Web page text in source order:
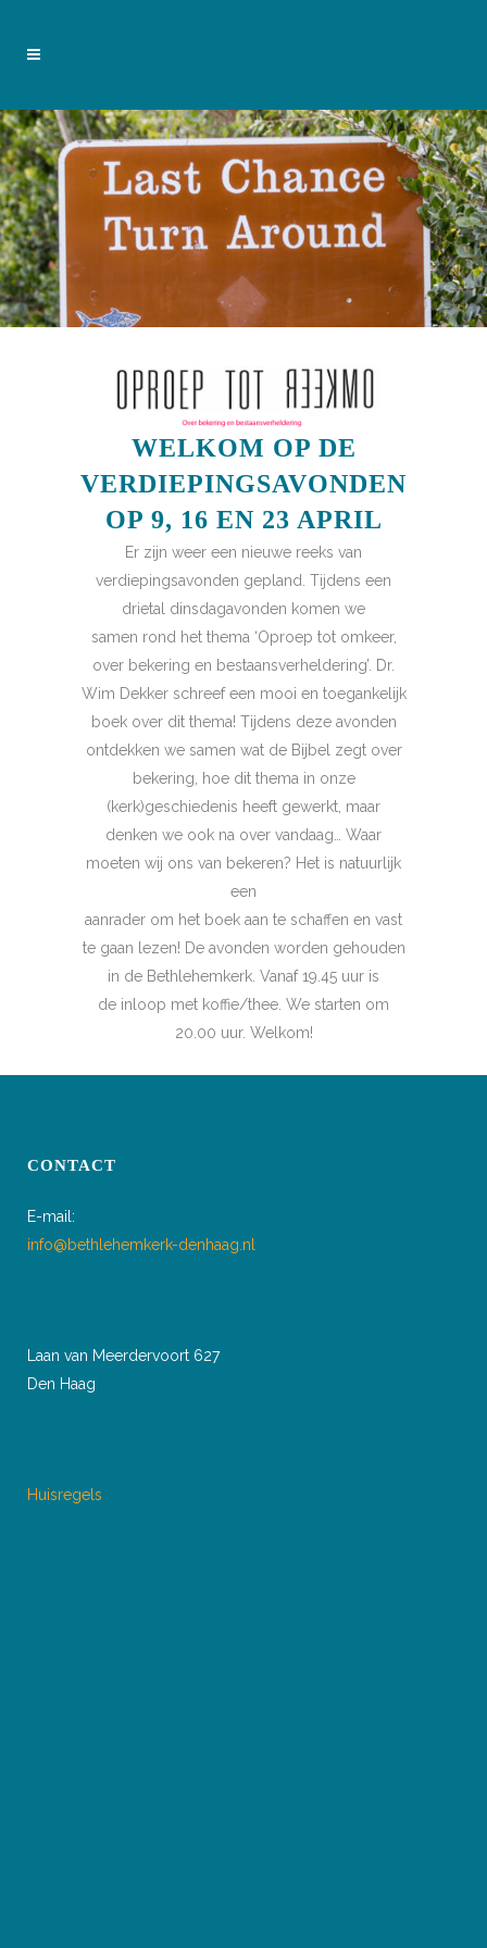
WELKOM OP DE
VERDIEPINGSAVONDEN
OP 9, 16 EN 23 APRIL
Er zijn weer een nieuwe reeks van
verdiepingsavonden gepland. Tijdens een
drietal dinsdagavonden komen we
samen rond het thema ‘Oproep tot omkeer,
over bekering en bestaansverheldering’. Dr.
Wim Dekker schreef een mooi en toegankelijk
boek over dit thema! Tijdens deze avonden
ontdekken we samen wat de Bijbel zegt over
bekering, hoe dit thema in onze
(kerk)geschiedenis heeft gewerkt, maar
denken we ook na over vandaag… Waar
moeten wij ons van bekeren? Het is natuurlijk
een
aanrader om het boek aan te schaffen en vast
te gaan lezen! De avonden worden gehouden
in de Bethlehemkerk. Vanaf 19.45 uur is
de inloop met koffie/thee. We starten om
20.00 uur. Welkom!
CONTACT
E-mail:
info@bethlehemkerk-denhaag.nl
Laan van Meerdervoort 627
Den Haag
Huisregels